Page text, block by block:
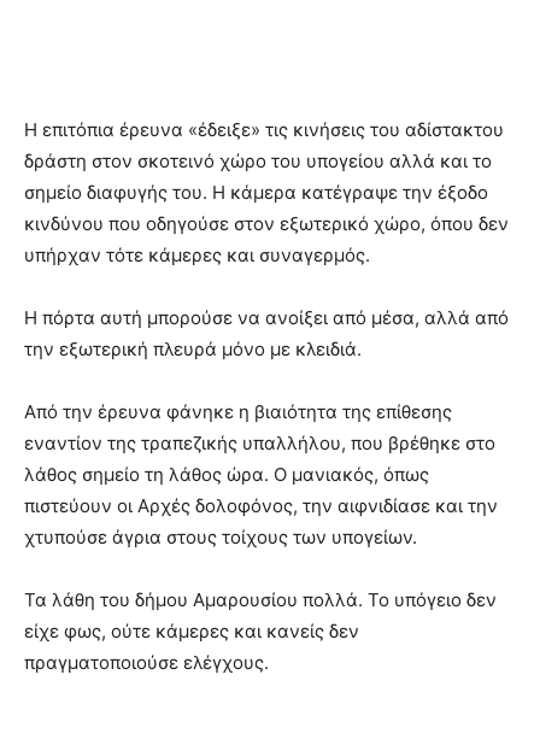
Η επιτόπια έρευνα «έδειξε» τις κινήσεις του αδίστακτου
δράστη στον σκοτεινό χώρο του υπογείου αλλά και το
σημείο διαφυγής του. Η κάμερα κατέγραψε την έξοδο
κινδύνου που οδηγούσε στον εξωτερικό χώρο, όπου δεν
υπήρχαν τότε κάμερες και συναγερμός.
Η πόρτα αυτή μπορούσε να ανοίξει από μέσα, αλλά από
την εξωτερική πλευρά μόνο με κλειδιά.
Από την έρευνα φάνηκε η βιαιότητα της επίθεσης
εναντίον της τραπεζικής υπαλλήλου, που βρέθηκε στο
λάθος σημείο τη λάθος ώρα. Ο μανιακός, όπως
πιστεύουν οι Αρχές δολοφόνος, την αιφνιδίασε και την
χτυπούσε άγρια στους τοίχους των υπογείων.
Τα λάθη του δήμου Αμαρουσίου πολλά. Το υπόγειο δεν
είχε φως, ούτε κάμερες και κανείς δεν
πραγματοποιούσε ελέγχους.